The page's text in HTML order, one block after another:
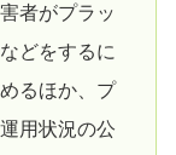
者がプラッ
どをするに
るほか、プ
用状況の公